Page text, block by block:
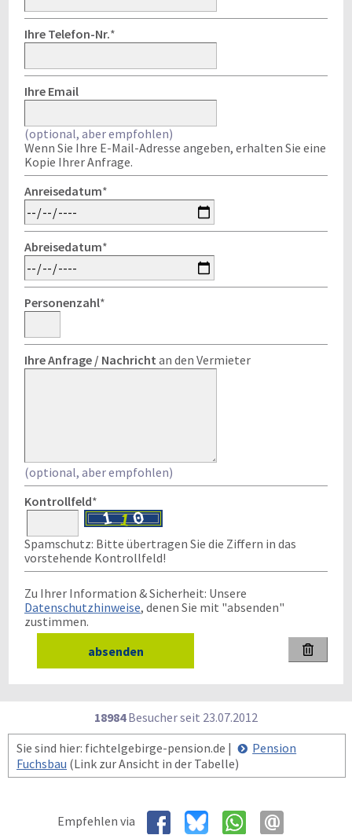
Ihre Telefon-Nr.*
Ihre Email
(optional, aber empfohlen)
Wenn Sie Ihre E-Mail-Adresse angeben, erhalten Sie eine
Kopie Ihrer Anfrage.
Anreisedatum*
Abreisedatum*
Personenzahl*
Ihre Anfrage / Nachricht an den Vermieter
(optional, aber empfohlen)
Kontrollfeld*
Spamschutz: Bitte übertragen Sie die Ziffern in das
vorstehende Kontrollfeld!
Zu Ihrer Information & Sicherheit: Unsere
Datenschutzhinweise, denen Sie mit "absenden"
zustimmen.

18984Besucher seit 23.07.2012
Sie sind hier: fichtelgebirge-pension.de |
Pension
Fuchsbau (Link zur Ansicht in der Tabelle)
Empfehlen via